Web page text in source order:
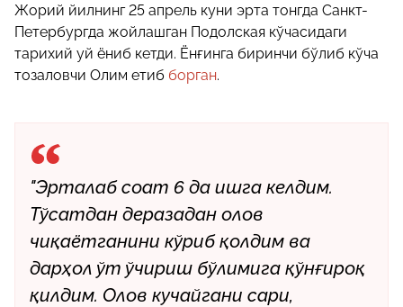
Жорий йилнинг 25 апрель куни эрта тонгда Санкт-
Петербургда жойлашган Подолская кўчасидаги
тарихий уй ёниб кетди. Ёнғинга биринчи бўлиб кўча
тозаловчи Олим етиб борган.
"Эрталаб соат 6 да ишга келдим.
Тўсатдан деразадан олов
чиқаётганини кўриб қолдим ва
дарҳол ўт ўчириш бўлимига қўнғироқ
қилдим. Олов кучайгани сари,